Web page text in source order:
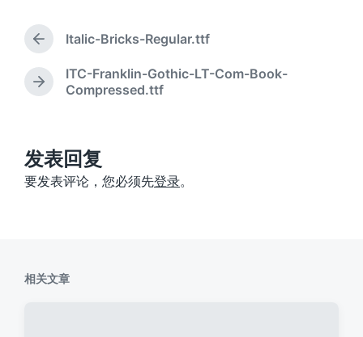
上
文
章
Italic-Bricks-Regular.ttf
下
：
ITC-Franklin-Gothic-LT-Com-Book-
Compressed.ttf
发表回复
要发表评论，您必须先登录。
相关文章